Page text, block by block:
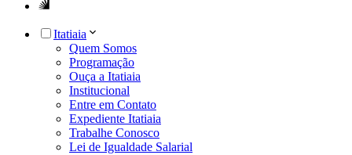
Itatiaia
Quem Somos
Programação
Ouça a Itatiaia
Institucional
Entre em Contato
Expediente Itatiaia
Trabalhe Conosco
Lei de Igualdade Salarial